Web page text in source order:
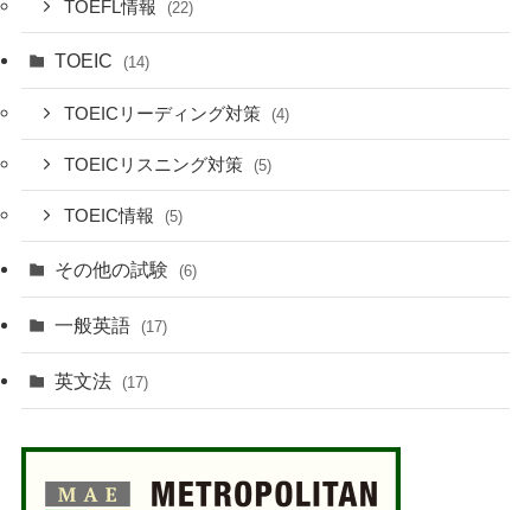
TOEFL情報 (22)
TOEIC (14)
TOEICリーディング対策 (4)
TOEICリスニング対策 (5)
TOEIC情報 (5)
その他の試験 (6)
一般英語 (17)
英文法 (17)